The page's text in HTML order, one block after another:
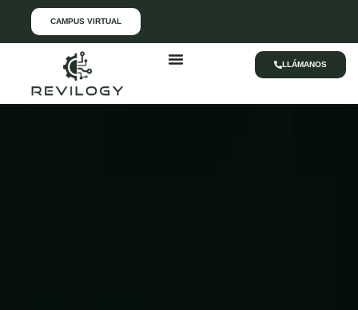
CAMPUS VIRTUAL
LLÁMANOS